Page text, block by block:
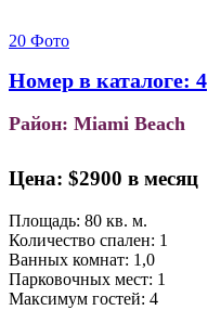
20 Фото
Номер в каталоге: 4
Район: Miami Beach
Цена: $2900 в месяц
Площадь: 80 кв. м.
Количество спален: 1
Ванных комнат: 1,0
Парковочных мест: 1
Максимум гостей: 4